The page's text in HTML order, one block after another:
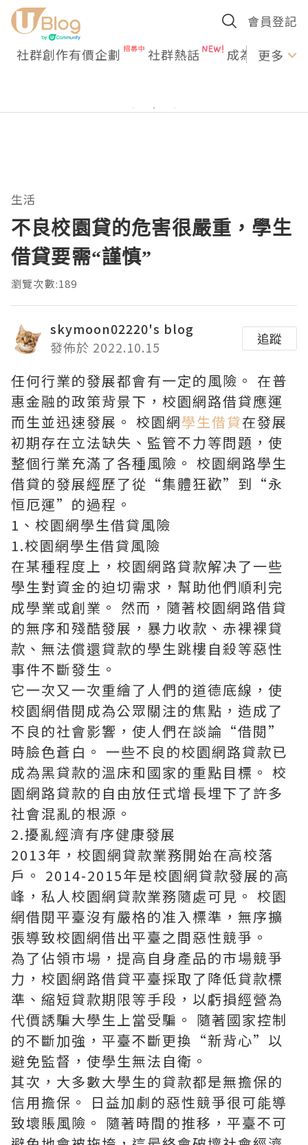
會員登記
社群創作有價企劃 社群熱話 成為U更多
生活
不良校園貸的危害很嚴重，學生
借貸要需“謹慎”
瀏覽次數:189
skymoon02220's blog
發佈於 2022.10.15
追蹤
任何行業的發展都會有一定的風險。 在普
惠金融的政策背景下，校園網路借貸應運
而生並迅速發展。 校園網學生借貸在發展
初期存在立法缺失、監管不力等問題，使
整個行業充滿了各種風險。 校園網路學生
借貸的發展經歷了從“集體狂歡”到“永
恒厄運”的過程。
1、校園網學生借貸風險
1.校園網學生借貸風險
在某種程度上，校園網路貸款解决了一些
學生對資金的迫切需求，幫助他們順利完
成學業或創業。 然而，隨著校園網路借貸
的無序和殘酷發展，暴力收款、赤裸裸貸
款、無法償還貸款的學生跳樓自殺等惡性
事件不斷發生。
它一次又一次重繪了人們的道德底線，使
校園網借閱成為公眾關注的焦點，造成了
不良的社會影響，使人們在談論“借閱”
時臉色蒼白。 一些不良的校園網路貸款已
成為黑貸款的溫床和國家的重點目標。 校
園網路貸款的自由放任式增長埋下了許多
社會混亂的根源。
2.擾亂經濟有序健康發展
2013年，校園網貸款業務開始在高校落
戶。 2014-2015年是校園網貸款發展的高
峰，私人校園網貸款業務隨處可見。 校園
網借閱平臺沒有嚴格的准入標準，無序擴
張導致校園網借出平臺之間惡性競爭。
為了佔領市場，提高自身產品的市場競爭
力，校園網路借貸平臺採取了降低貸款標
準、縮短貸款期限等手段，以虧損經營為
代價誘騙大學生上當受騙。 隨著國家控制
的不斷加強，平臺不斷更換“新背心”以
避免監督，使學生無法自衛。
其次，大多數大學生的貸款都是無擔保的
信用擔保。 日益加劇的惡性競爭很可能導
致壞賬風險。 隨著時間的推移，平臺不可